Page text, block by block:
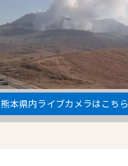
熊本県内ライブカメラはこちら